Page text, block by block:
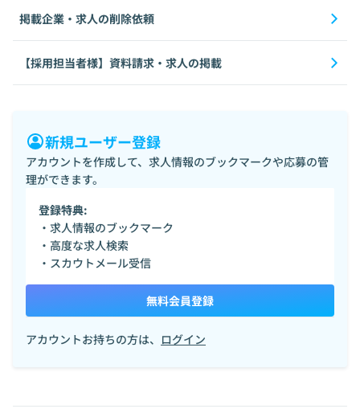
掲載企業・求人の削除依頼
【採用担当者様】資料請求・求人の掲載
新規ユーザー登録
アカウントを作成して、求人情報のブックマークや応募の管
理ができます。
登録特典:
・求人情報のブックマーク
・高度な求人検索
・スカウトメール受信
無料会員登録
アカウントお持ちの方は、 ログイン